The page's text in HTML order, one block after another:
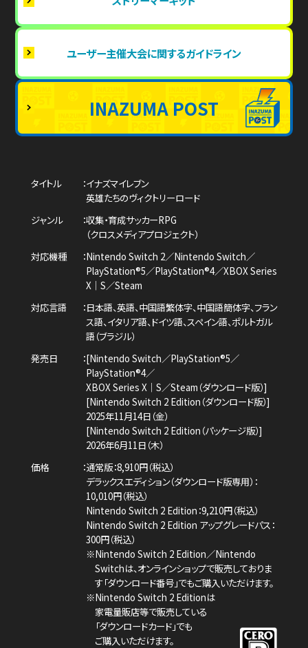
ユーザー主催大会に関するガイドライン
INAZUMA POST
タイトル
イナズマイレブン
英雄たちのヴィクトリーロード
ジャンル
収集・育成サッカーRPG
（クロスメディアプロジェクト）
対応機種
Nintendo Switch 2／Nintendo Switch／
PlayStation®5／PlayStation®4／XBOX Series
X｜S／Steam
対応言語
日本語、英語、中国語繁体字、中国語簡体字、フラン
ス語、イタリア語、ドイツ語、スペイン語、ポルトガル
語（ブラジル）
発売日
[Nintendo Switch／PlayStation®5／
PlayStation®4／
XBOX Series X｜S／Steam（ダウンロード版）]
[Nintendo Switch 2 Edition（ダウンロード版）]
2025年11月14日（金）
[Nintendo Switch 2 Edition（パッケージ版）]
2026年6月11日（木）
価格
通常版：8,910円（税込）
デラックスエディション（ダウンロード版専用）：
10,010円（税込）
Nintendo Switch 2 Edition：9,210円（税込）
Nintendo Switch 2 Edition アップグレードパス：
300円（税込）
※Nintendo Switch 2 Edition／Nintendo
Switchは、オンラインショップで販売しておりま
す「ダウンロード番号」でもご購入いただけます。
※Nintendo Switch 2 Editionは
家電量販店等で販売している
「ダウンロードカード」でも
ご購入いただけます。